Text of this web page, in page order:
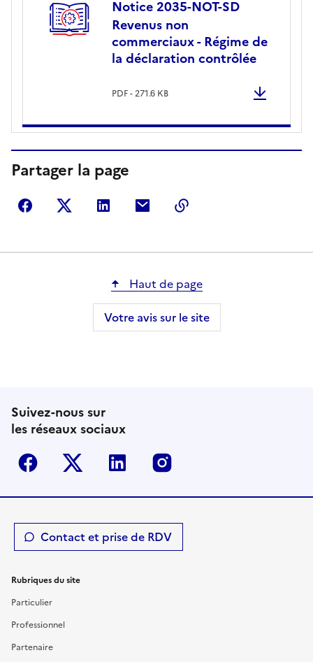
Notice 2035-NOT-SD
Revenus non
commerciaux - Régime de
la déclaration contrôlée
PDF - 271.6 KB
Partager la page
Partager sur Facebook
Partager sur Twitter
Partager sur LinkedIn
Partager par courriel
Haut de page
Votre avis sur le site
Suivez-nous sur
les réseaux sociaux
Facebook Twitter-X Linkedin
Contact et prise de RDV
Rubriques du site
Particulier
Professionnel
Partenaire